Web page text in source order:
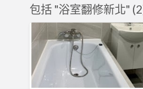
包括 "浴室翻修新北"
【衛
專
區】